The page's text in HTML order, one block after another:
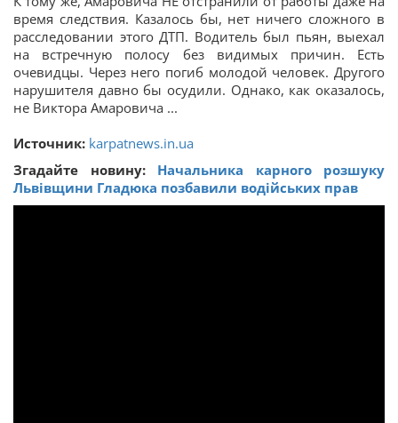
время следствия. Казалось бы, нет ничего сложного в
расследовании этого ДТП. Водитель был пьян, выехал
на встречную полосу без видимых причин. Есть
очевидцы. Через него погиб молодой человек. Другого
нарушителя давно бы осудили. Однако, как оказалось,
не Виктора Амаровича ...
Источник: karpatnews.in.ua
Згадайте новину: Начальника карного розшуку
Львівщини Гладюка позбавили водійських прав